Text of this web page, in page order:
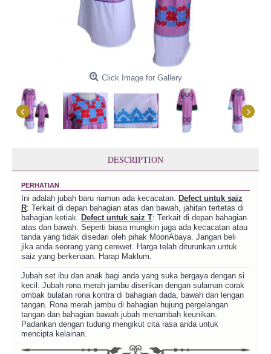
Click Image for Gallery
DESCRIPTION
PERHATIAN
Ini adalah jubah baru namun ada kecacatan. Defect untuk saiz
R: Terkait di depan bahagian atas dan bawah, jahitan tertetas di
bahagian ketiak. Defect untuk saiz T: Terkait di depan bahagian
atas dan bawah. Seperti biasa mungkin juga ada kecacatan atau
tanda yang tidak disedari oleh pihak MoonAbaya. Jangan beli
jika anda seorang yang cerewet. Harga telah diturunkan untuk
saiz yang berkenaan. Harap Maklum.
Jubah set ibu dan anak bagi anda yang suka bergaya dengan si
kecil. Jubah rona merah jambu diserikan dengan sulaman corak
ombak bulatan rona kontra di bahagian dada, bawah dan lengan
tangan. Rona merah jambu di bahagian hujung pergelangan
tangan dan bahagian bawah jubah menambah keunikan.
Padankan dengan tudung mengikut cita rasa anda untuk
mencipta kelainan.